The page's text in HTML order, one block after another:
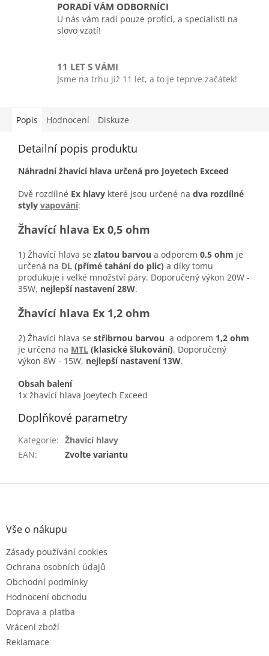
PORADÍ VÁM ODBORNÍCI
U nás vám radí pouze profící, a specialisti na
slovo vzatí!
11 LET S VÁMI
Jsme na trhu již 11 let, a to je teprve začátek!
Popis Hodnocení Diskuze
Detailní popis produktu
Náhradní žhavící hlava určená pro Joyetech Exceed
Dvě rozdílné Ex hlavy které jsou určené na dva rozdílné
styly vapování:
Žhavící hlava Ex 0,5 ohm
1) Žhavící hlava se zlatou barvou a odporem 0,5 ohm je
určená na DL (přímé tahání do plic) a díky tomu
produkuje i velké množství páry. Doporučený výkon 20W -
35W, nejlepší nastavení 28W.
Žhavící hlava Ex 1,2 ohm
2) Žhavící hlava se stříbrnou barvou a odporem 1,2 ohm
je určena na MTL (klasické šlukování). Doporučený
výkon 8W - 15W, nejlepší nastavení 13W.
Obsah balení
1x žhavící hlava Joeytech Exceed
Doplňkové parametry
Kategorie: Žhavící hlavy
EAN: Zvolte variantu
Z
Vše o nákupu
Zásady používání cookies
Ochrana osobních údajů
Obchodní podmínky
Hodnocení obchodu
Doprava a platba
Vrácení zboží
Reklamace